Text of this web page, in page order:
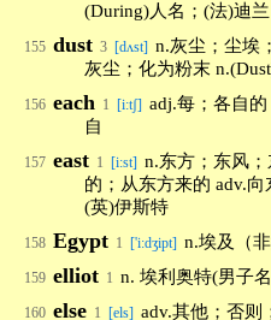
(During)人名；(法)迪
155 dust 3 [dʌst] n.灰尘；尘埃
灰尘；化为粉末
156 each 1 [i:tʃ] adj.每；各自
自
157 east 1 [i:st] n.东方；东风
的；从东方来的 adv.向
(英)伊斯特
158 Egypt 1 ['i:dʒipt] n.埃及（非
159 elliot 1 n. 埃利奥特(男子
160 else 1 [els] adv.其他；否则